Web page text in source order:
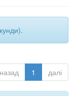
назад 1 далі